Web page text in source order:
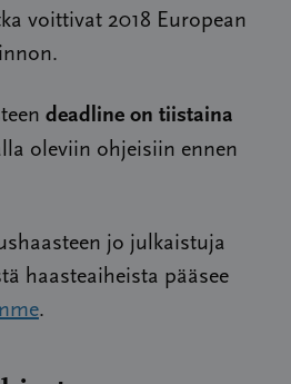
voittivat 2018 European
deadline on tiistaina
oleviin ohjeisiin ennen
jo julkaistuja
haasteaiheista pääsee
.